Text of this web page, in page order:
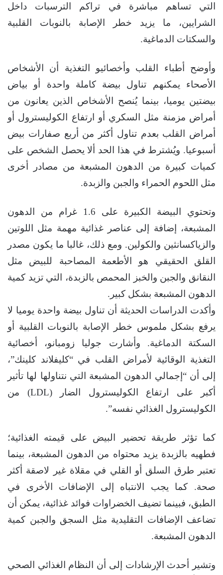
التي تساهم مباشرة في تراكم الترسبات داخل
الشرايين، ما يزيد خطر الإصابة بالنوبات القلبية
والسكتات الدماغية.
وأوضح أطباء القلب وأخصائيو التغذية أن الأشخاص
الأصحاء يمكنهم تناول بيضة كاملة واحدة أو بياض
بيضتين يوميا، بينما يُنصح الأشخاص الذين يعانون من
أمراض مزمنة مثل السكري أو ارتفاع الكوليسترول أو
أمراض القلب بعدم تناول أكثر من أربع صفارات بيض
أسبوعيا. ويُشترط في هذا الحد ألا يحصل الشخص على
كميات كبيرة من الدهون المشبعة من مصادر أخرى
مثل اللحوم الحمراء والجبن والزبدة.
وتحتوي البيضة الكبيرة على 1.6 غرام من الدهون
المشبعة، إضافة إلى عناصر غذائية مهمة مثل اللوتين
والزياكسانثين والكولين. ومع ذلك، غالبا ما يكون مصدر
القلق الحقيقي هو الأطعمة المصاحبة للبيض مثل
النقانق والجبن والخبز المحمص بالزبدة، التي تزيد كمية
الدهون المشبعة بشكل كبير.
وأكدت الدراسات الحديثة أن تناول بيضة واحدة يوميا لا
يرفع بشكل ملموس خطر الإصابة بالنوبات القلبية أو
السكتة الدماغية. وأشارت جوليا زومبانو، أخصائية
التغذية الوقائية لأمراض القلب في “كليفلاند كلينك”،
إلى أن “إجمالي الدهون المشبعة التي نتناولها لها تأثير
أكبر على ارتفاع الكوليسترول الضار (LDL) من
الكوليسترول الغذائي نفسه”.
كما تؤثر طريقة تحضير البيض على قيمته الغذائية؛
فطهيه بالزبدة يزيد محتواه من الدهون المشبعة، بينما
تعتبر طرق السلق أو القلي في مقلاة غير لاصقة أكثر
صحة. كما يجب الانتباه إلى الإضافات الأخرى في
الطبق، فبينما تضيف الخضراوات فوائد غذائية، يمكن أن
تضاعف الإضافات التقليدية مثل السجق والجبن كمية
الدهون المشبعة.
وتشير أحدث الإرشادات إلى أن النظام الغذائي الصحي